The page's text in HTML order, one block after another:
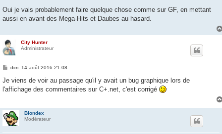
s
a
Oui je vais probablement faire quelque chose comme sur GF, en mettant
aussi en avant des Mega-Hits et Daubes au hasard.
City Hunter
Administrateur
M
s
a
dim. 14 août 2016 21:08
Je viens de voir au passage qu'il y avait un bug graphique lors de
l'affichage des commentaires sur C+.net, c'est corrigé
Blondex
Modérateur